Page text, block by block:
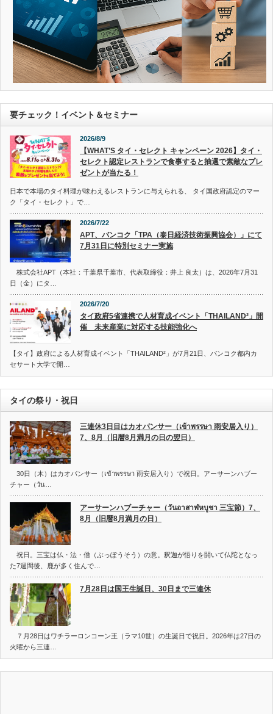
要チェック！イベント＆セミナー
2026/8/9
【WHAT’S タイ・セレクト キャンペーン 2026】タイ・
セレクト認定レストランで食事すると抽選で素敵なプレ
ゼントが当たる！
日本で本場のタイ料理が味わえるレストランに与えられる、 タイ国政府認定のマー
ク「タイ・セレクト」で…
2026/7/22
APT、バンコク「TPA（泰日経済技術振興協会）」にて
7月31日に特別セミナー実施
株式会社APT（本社：千葉県千葉市、代表取締役：井上 良太）は、2026年7月31
日（金）にタ…
2026/7/20
タイ政府5省連携で人材育成イベント「THAILAND²」開
催 未来産業に対応する技能強化へ
【タイ】政府による人材育成イベント「THAILAND²」が7月21日、バンコク都内カ
セサート大学で開…
タイの祭り・祝日
三連休3日目はカオパンサー（เข้าพรรษา 雨安居入り）
7、8月（旧暦8月満月の日の翌日）
30日（木）はカオパンサー（เข้าพรรษา 雨安居入り）で祝日。アーサーンハブー
チャー（วัน…
アーサーンハブーチャー（วันอาสาฬหบูชา 三宝節）7、
8月（旧暦8月満月の日）
祝日。三宝は仏・法・僧（ぶっぽうそう）の意。釈迦が悟りを開いて仏陀となっ
た7週間後、鹿が多く住んで…
7月28日は国王生誕日、30日まで三連休
７月28日はワチラーロンコーン王（ラマ10世）の生誕日で祝日。2026年は27日の
火曜から三連…